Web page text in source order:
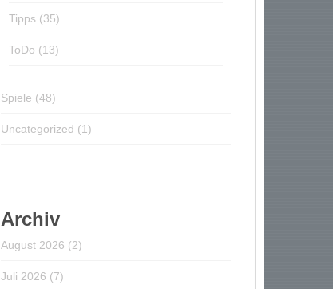
Tipps (35)
ToDo (13)
Spiele (48)
Uncategorized (1)
Archiv
August 2026 (2)
Juli 2026 (7)